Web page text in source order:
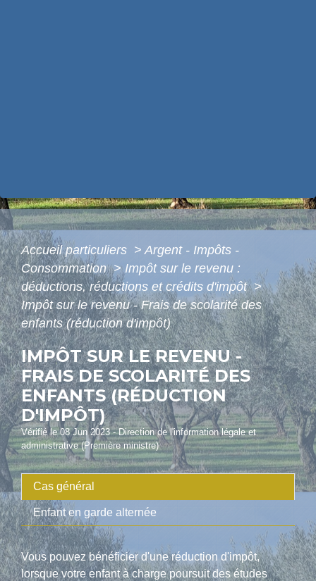
Accueil particuliers > Argent - Impôts -
Consommation> Impôt sur le revenu :
déductions, réductions et crédits d'impôt>
Impôt sur le revenu - Frais de scolarité des
enfants (réduction d'impôt)
IMPÔT SUR LE REVENU -
FRAIS DE SCOLARITÉ DES
ENFANTS (RÉDUCTION
D'IMPÔT)
Vérifié le 08 Jun 2023 - Direction de l'information légale et
administrative (Première ministre)
Cas général
Enfant en garde alternée
Vous pouvez bénéficier d'une réduction d'impôt,
lorsque votre enfant à charge poursuit des études